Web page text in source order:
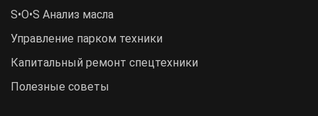
S•O•S Анализ масла
Управление парком техники
Капитальный ремонт спецтехники
Полезные советы